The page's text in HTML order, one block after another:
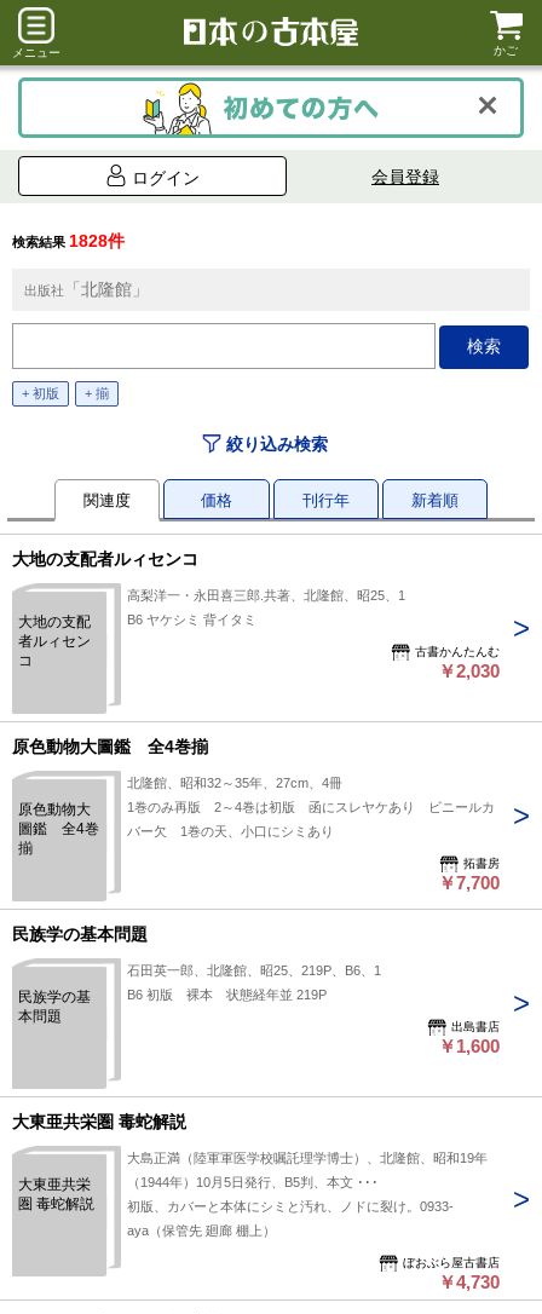
メニュー かご
ログイン 会員登録
検索結果 1828件
出版社 「北隆館」
+ 初版 + 揃
絞り込み検索
関連度 価格 刊行年 新着順
大地の支配者ルィセンコ
大地の支配
者ルィセン
コ
高梨洋一・永田喜三郎.共著、北隆館、昭25、1
B6 ヤケシミ 背イタミ
古書かんたんむ
￥2,030
原色動物大圖鑑 全4巻揃
原色動物大
圖鑑 全4巻
揃
北隆館、昭和32～35年、27cm、4冊
1巻のみ再版 2～4巻は初版 函にスレヤケあり ビニールカ
バー欠 1巻の天、小口にシミあり
拓書房
￥7,700
民族学の基本問題
民族学の基
本問題
石田英一郎、北隆館、昭25、219P、B6、1
B6 初版 裸本 状態経年並 219P
出島書店
￥1,600
大東亜共栄圏 毒蛇解説
大東亜共栄
圏 毒蛇解説
大島正満（陸軍軍医学校嘱託理学博士）、北隆館、昭和19年
（1944年）10月5日発行、B5判、本文 ･･･
初版、カバーと本体にシミと汚れ、ノドに裂け。0933-
aya（保管先 廻廊 棚上）
ぼおぶら屋古書店
￥4,730